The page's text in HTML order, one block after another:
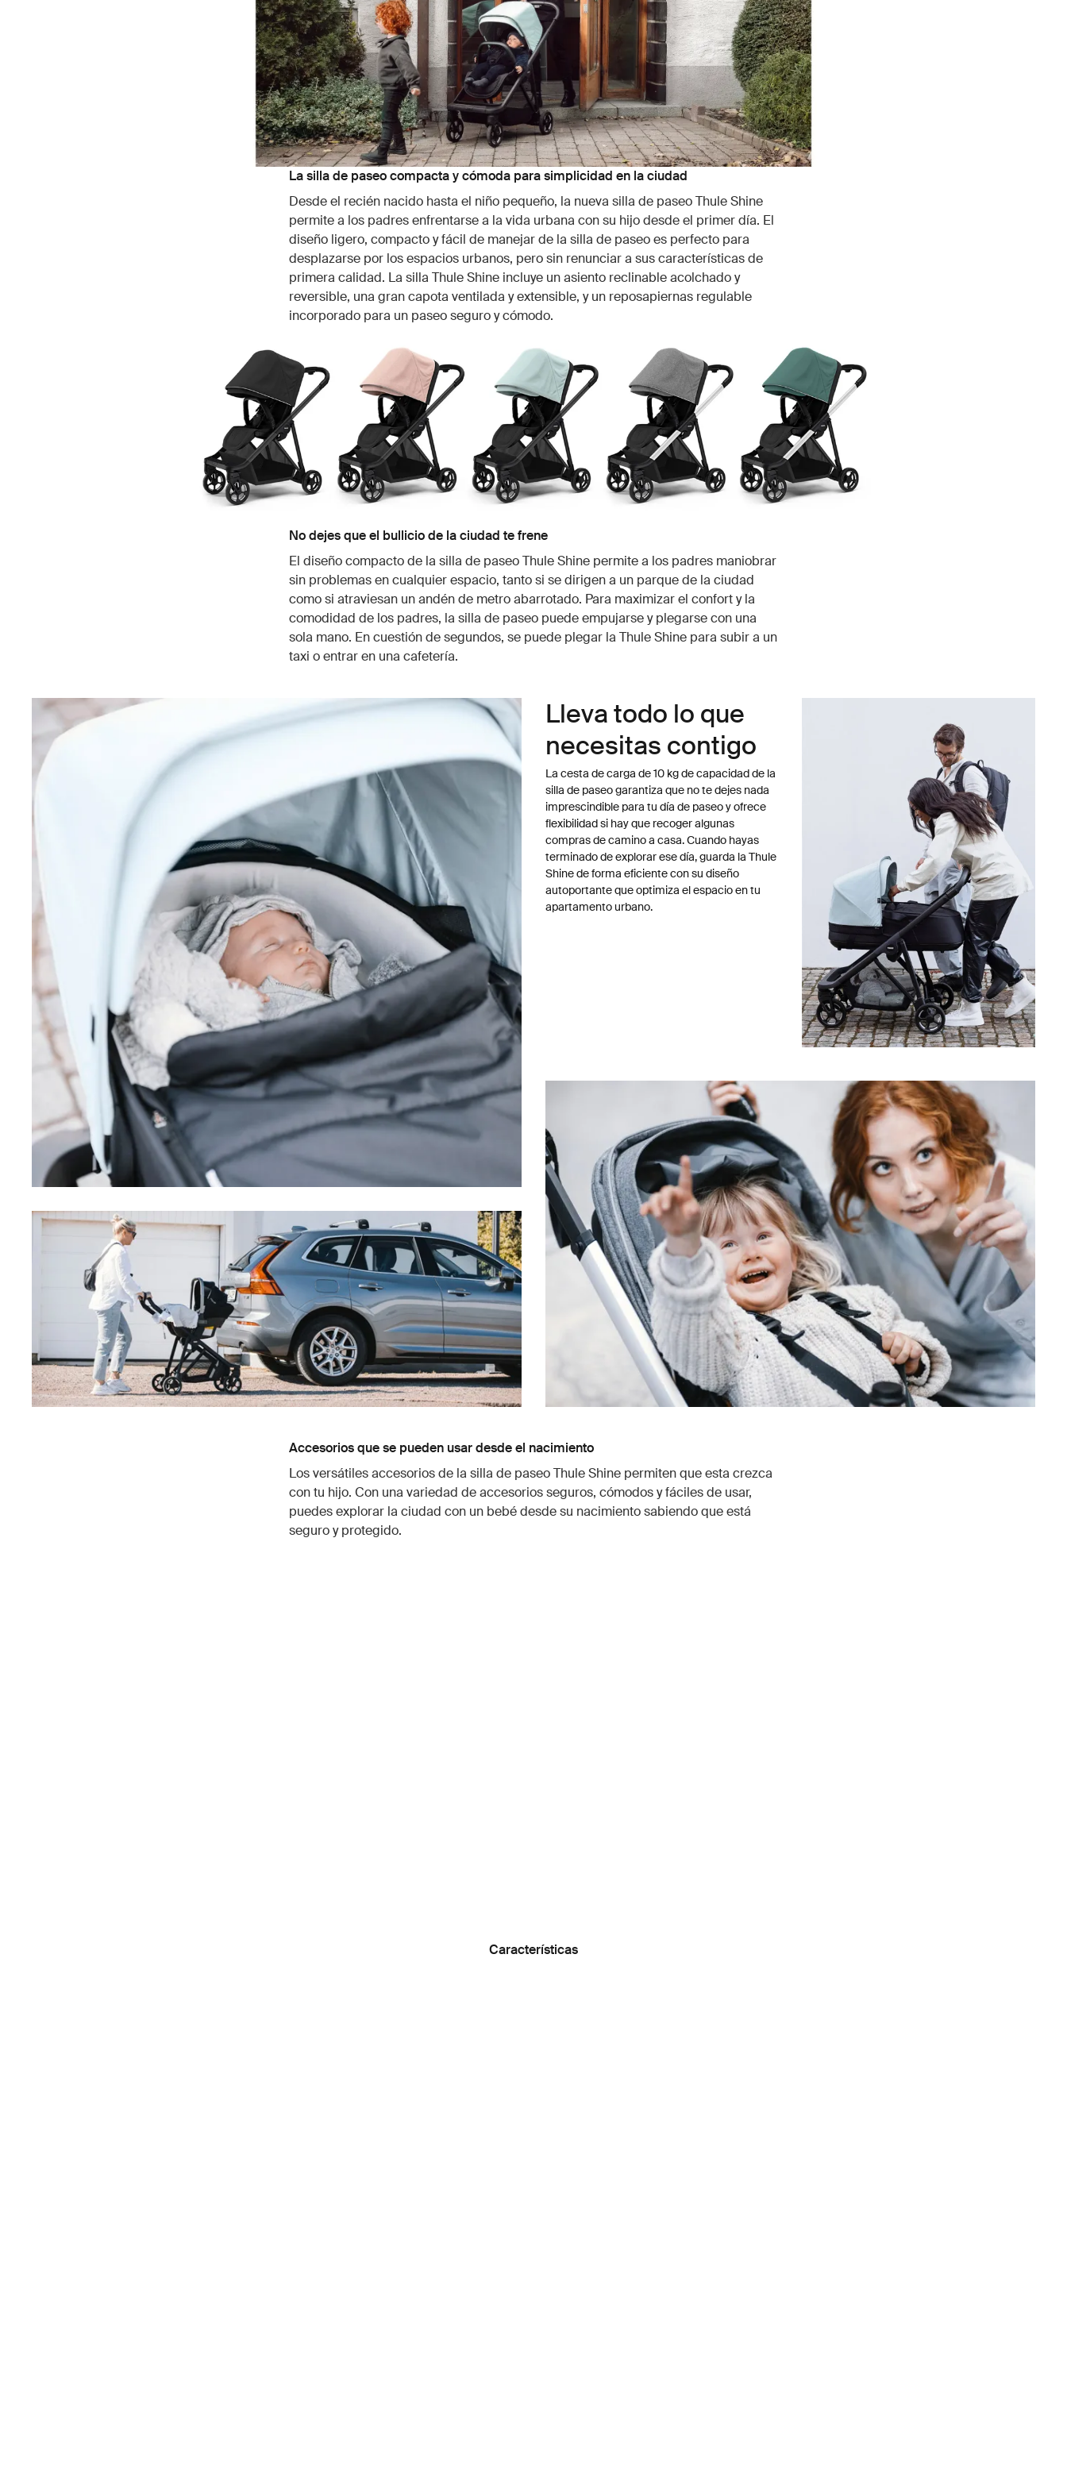
La silla de paseo compacta y cómoda para simplicidad en la ciudad
Desde el recién nacido hasta el niño pequeño, la nueva silla de paseo Thule Shine
permite a los padres enfrentarse a la vida urbana con su hijo desde el primer día. El
diseño ligero, compacto y fácil de manejar de la silla de paseo es perfecto para
desplazarse por los espacios urbanos, pero sin renunciar a sus características de
primera calidad. La silla Thule Shine incluye un asiento reclinable acolchado y
reversible, una gran capota ventilada y extensible, y un reposapiernas regulable
incorporado para un paseo seguro y cómodo.
No dejes que el bullicio de la ciudad te frene
El diseño compacto de la silla de paseo Thule Shine permite a los padres maniobrar
sin problemas en cualquier espacio, tanto si se dirigen a un parque de la ciudad
como si atraviesan un andén de metro abarrotado. Para maximizar el confort y la
comodidad de los padres, la silla de paseo puede empujarse y plegarse con una
sola mano. En cuestión de segundos, se puede plegar la Thule Shine para subir a un
taxi o entrar en una cafetería.
Lleva todo lo que
necesitas contigo
La cesta de carga de 10 kg de capacidad de la
silla de paseo garantiza que no te dejes nada
imprescindible para tu día de paseo y ofrece
flexibilidad si hay que recoger algunas
compras de camino a casa. Cuando hayas
terminado de explorar ese día, guarda la Thule
Shine de forma eficiente con su diseño
autoportante que optimiza el espacio en tu
apartamento urbano.
Accesorios que se pueden usar desde el nacimiento
Los versátiles accesorios de la silla de paseo Thule Shine permiten que esta crezca
con tu hijo. Con una variedad de accesorios seguros, cómodos y fáciles de usar,
puedes explorar la ciudad con un bebé desde su nacimiento sabiendo que está
seguro y protegido.
Características